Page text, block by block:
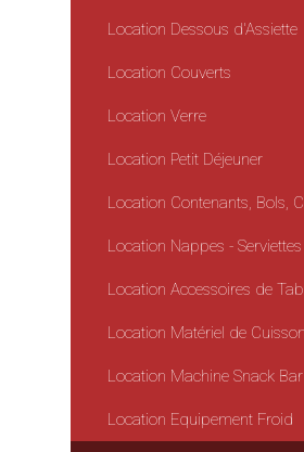
Location Dessous d'Assiette
Location Couverts
Location Verre
Location Petit Déjeuner
Location Contenants, Bols,
Location Nappes - Serviettes
Location Accessoires de
Location Matériel de Cuisson
Location Machine Snack Bar
Location Equipement Froid